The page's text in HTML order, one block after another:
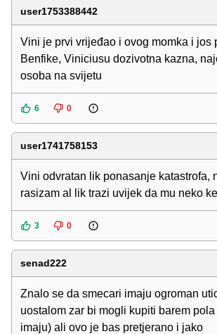
user1753388442
Vini je prvi vrijeđao i ovog momka i jos
Benfike, Viniciusu dozivotna kazna,
osoba na svijetu
6 0
user1741758153
Vini odvratan lik ponasanje katastrofa,
rasizam al lik trazi uvijek da mu neko
3 0
senad222
Znalo se da smecari imaju ogroman
uostalom zar bi mogli kupiti barem
imaju) ali ovo je bas pretjerano i jako